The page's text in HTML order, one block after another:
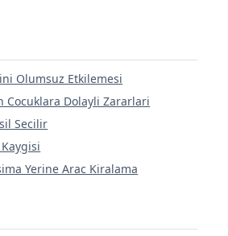
Olumsuz Etkilemesi
Cocuklara Dolayli Zararlari
Secilir
Yerine Arac Kiralama